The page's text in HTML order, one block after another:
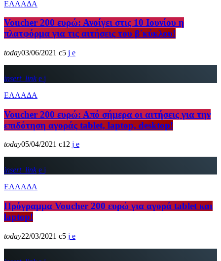
ΕΛΛΑΔΑ
Voucher 200 ευρώ: Ανοίγει στις 10 Ιουνίου η
πλατφόρμα για τις αιτήσεις του β΄κύκλου!
today03/06/2021 5
insert_link
ΕΛΛΑΔΑ
Voucher 200 ευρώ: Από σήμερα οι αιτήσεις για την
επιδότηση αγοράς tablet, laptop, desktop!
today05/04/2021 12
insert_link
ΕΛΛΑΔΑ
Πρόγραμμα Voucher 200 ευρώ για αγορά tablet και
laptop!
today22/03/2021 5